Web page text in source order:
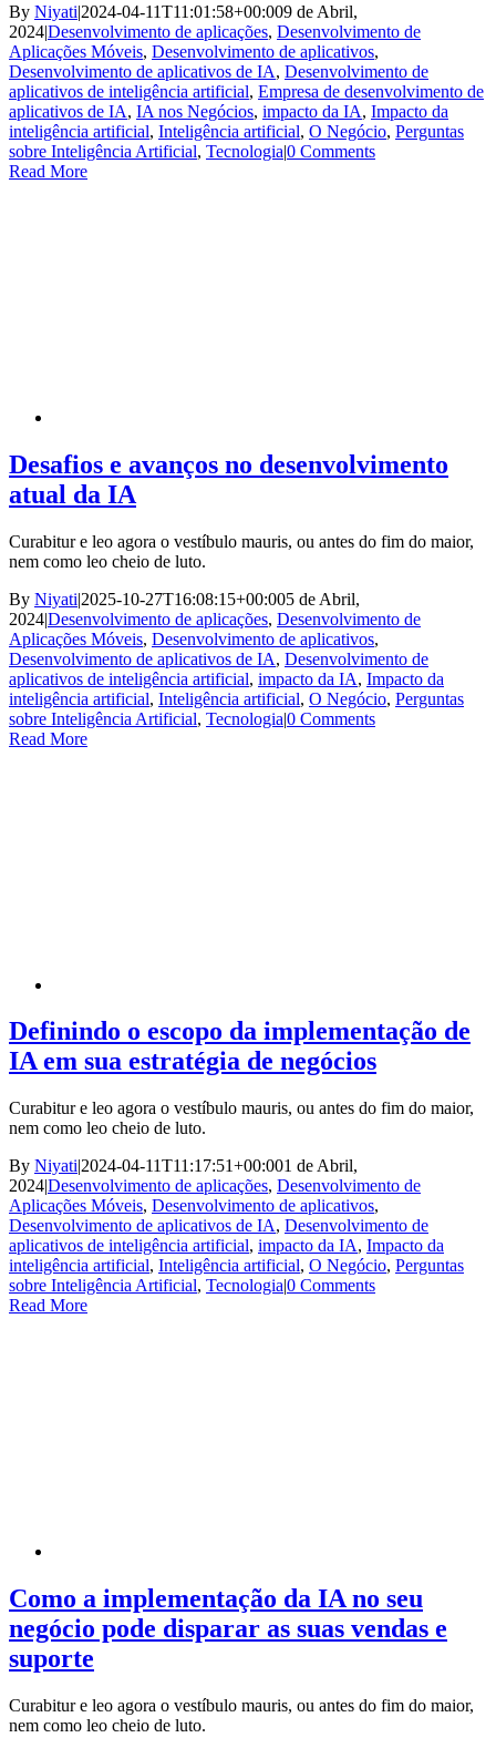
By Niyati|2024-04-11T11:01:58+00:009 de Abril,
2024|Desenvolvimento de aplicações, Desenvolvimento de
Aplicações Móveis, Desenvolvimento de aplicativos,
Desenvolvimento de aplicativos de IA, Desenvolvimento de
aplicativos de inteligência artificial, Empresa de desenvolvimento de
aplicativos de IA, IA nos Negócios, impacto da IA, Impacto da
inteligência artificial, Inteligência artificial, O Negócio, Perguntas
sobre Inteligência Artificial, Tecnologia|0 Comments
Read More
Desafios e avanços no desenvolvimento
atual da IA
Curabitur e leo agora o vestíbulo mauris, ou antes do fim do maior,
nem como leo cheio de luto.
By Niyati|2025-10-27T16:08:15+00:005 de Abril,
2024|Desenvolvimento de aplicações, Desenvolvimento de
Aplicações Móveis, Desenvolvimento de aplicativos,
Desenvolvimento de aplicativos de IA, Desenvolvimento de
aplicativos de inteligência artificial, impacto da IA, Impacto da
inteligência artificial, Inteligência artificial, O Negócio, Perguntas
sobre Inteligência Artificial, Tecnologia|0 Comments
Read More
Definindo o escopo da implementação de
IA em sua estratégia de negócios
Curabitur e leo agora o vestíbulo mauris, ou antes do fim do maior,
nem como leo cheio de luto.
By Niyati|2024-04-11T11:17:51+00:001 de Abril,
2024|Desenvolvimento de aplicações, Desenvolvimento de
Aplicações Móveis, Desenvolvimento de aplicativos,
Desenvolvimento de aplicativos de IA, Desenvolvimento de
aplicativos de inteligência artificial, impacto da IA, Impacto da
inteligência artificial, Inteligência artificial, O Negócio, Perguntas
sobre Inteligência Artificial, Tecnologia|0 Comments
Read More
Como a implementação da IA no seu
negócio pode disparar as suas vendas e
suporte
Curabitur e leo agora o vestíbulo mauris, ou antes do fim do maior,
nem como leo cheio de luto.